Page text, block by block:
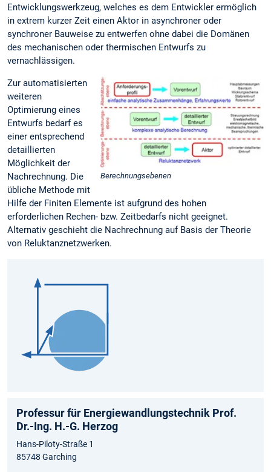
Entwicklungswerkzeug, welches es dem Entwickler ermöglich
in extrem kurzer Zeit einen Aktor in asynchroner oder
synchroner Bauweise zu entwerfen ohne dabei die Domänen
des mechanischen oder thermischen Entwurfs zu
vernachlässigen.
Berechnungsebenen
Zur automatisierten
weiteren
Optimierung eines
Entwurfs bedarf es
einer entsprechend
detaillierten
Möglichkeit der
Nachrechnung. Die
übliche Methode mit
Hilfe der Finiten Elemente ist aufgrund des hohen
erforderlichen Rechen- bzw. Zeitbedarfs nicht geeignet.
Alternativ geschieht die Nachrechnung auf Basis der Theorie
von Reluktanznetzwerken.
Professur für Energiewandlungstechnik Prof.
Dr.-Ing. H.-G. Herzog
Hans-Piloty-Straße 1
85748 Garching